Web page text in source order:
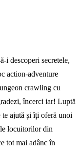
i descoperi secretele,
action-adventure
crawling cu
încerci iar! Luptă
te ajută și îți oferă unoi
locuitorilor din
tot mai adânc în